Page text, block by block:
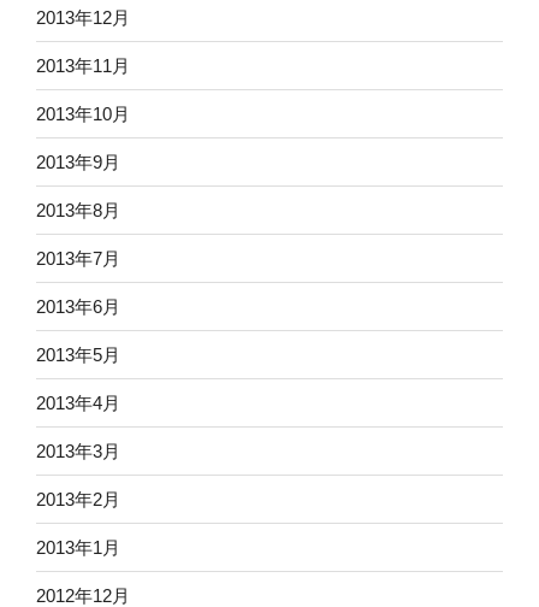
2013年12月
2013年11月
2013年10月
2013年9月
2013年8月
2013年7月
2013年6月
2013年5月
2013年4月
2013年3月
2013年2月
2013年1月
2012年12月